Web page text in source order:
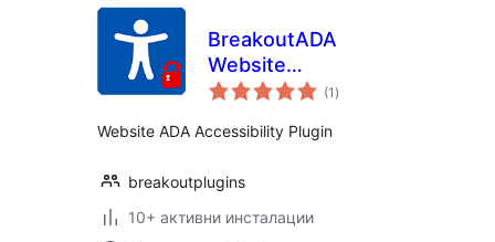
BreakoutADA
Website
Accessibility(1 общо
оценки
)
Website ADA Accessibility Plugin
breakoutplugins
10+ активни инсталации